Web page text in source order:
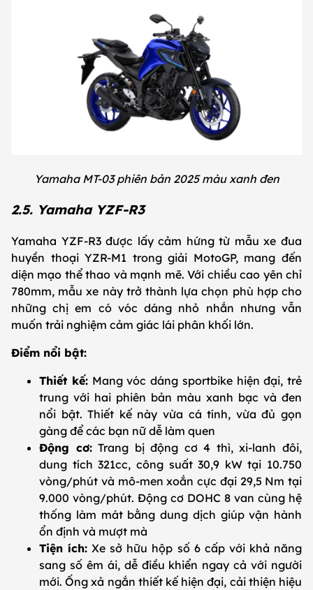
Yamaha MT-03 phiên bản 2025 màu xanh đen
2.5. Yamaha YZF-R3
Yamaha YZF-R3 được lấy cảm hứng từ mẫu xe đua
huyền thoại YZR-M1 trong giải MotoGP, mang đến
diện mạo thể thao và mạnh mẽ. Với chiều cao yên chỉ
780mm, mẫu xe này trở thành lựa chọn phù hợp cho
những chị em có vóc dáng nhỏ nhắn nhưng vẫn
muốn trải nghiệm cảm giác lái phân khối lớn.
Điểm nổi bật:
Thiết kế:Mang vóc dáng sportbike hiện đại, trẻ
trung với hai phiên bản màu xanh bạc và đen
nổi bật. Thiết kế này vừa cá tính, vừa đủ gọn
gàng để các bạn nữ dễ làm quen
Động cơ:Trang bị động cơ 4 thì, xi-lanh đôi,
dung tích 321cc, công suất 30,9 kW tại 10.750
vòng/phút và mô-men xoắn cực đại 29,5 Nm tại
9.000 vòng/phút. Động cơ DOHC 8 van cùng hệ
thống làm mát bằng dung dịch giúp vận hành
ổn định và mượt mà
Tiện ích: Xe sở hữu hộp số 6 cấp với khả năng
sang số êm ái, dễ điều khiển ngay cả với người
mới. Ống xả ngắn thiết kế hiện đại, cải thiện hiệu